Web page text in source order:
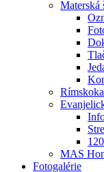
Materská
MAS
Fotogalérie